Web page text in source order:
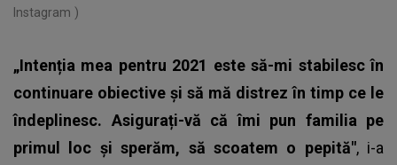
Instagram )
„Intenția mea pentru 2021 este să-mi stabilesc în
continuare obiective și să mă distrez în timp ce le
îndeplinesc. Asigurați-vă că îmi pun familia pe
primul loc și sperăm, să scoatem o pepită", i-a